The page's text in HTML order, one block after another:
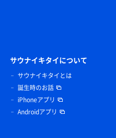
サウナイキタイについて
サウナイキタイとは
誕生時のお話
iPhoneアプリ
Androidアプリ